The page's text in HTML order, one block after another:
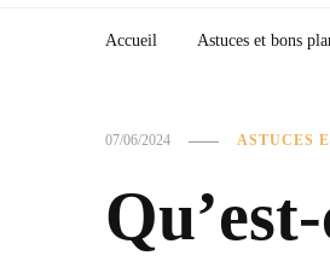
Accueil Astuces et bons
07/06/2024 ASTUCES